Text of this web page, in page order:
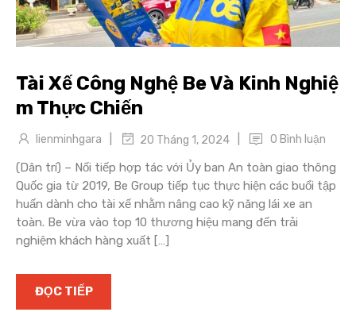
Tài Xế Công Nghệ Be Và Kinh Nghiệ
m Thực Chiến
lienminhgara 20 Tháng 1, 2024 0 Bình luận
(Dân trí) – Nối tiếp hợp tác với Ủy ban An toàn giao thông
Quốc gia từ 2019, Be Group tiếp tục thực hiện các buổi tập
huấn dành cho tài xế nhằm nâng cao kỹ năng lái xe an
toàn. Be vừa vào top 10 thương hiệu mang đến trải
nghiệm khách hàng xuất […]
ĐỌC TIẾP